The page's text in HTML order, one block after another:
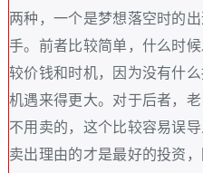
两种，一个是梦想落空时的
手。前者比较简单，什么时
较价钱和时机，因为没有什
机遇来得更大。对于后者，
不用卖的，这个比较容易误
卖出理由的才是最好的投资